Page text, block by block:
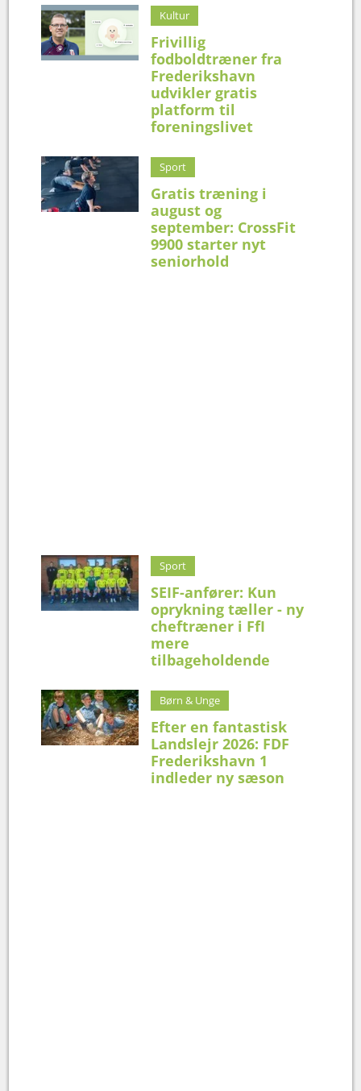
Kultur
Frivillig
fodboldtræner fra
Frederikshavn
udvikler gratis
platform til
foreningslivet
Sport
Gratis træning i
august og
september: CrossFit
9900 starter nyt
seniorhold
Sport
SEIF-anfører: Kun
oprykning tæller - ny
cheftræner i FfI
mere
tilbageholdende
Børn & Unge
Efter en fantastisk
Landslejr 2026: FDF
Frederikshavn 1
indleder ny sæson